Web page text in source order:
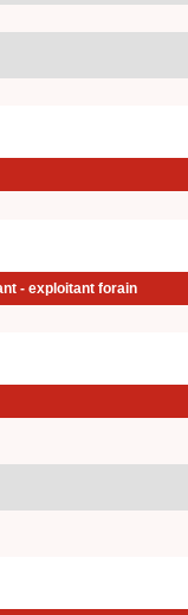
- exploitant forain